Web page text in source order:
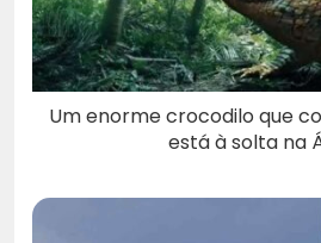
Um enorme crocodilo que
está à solta na